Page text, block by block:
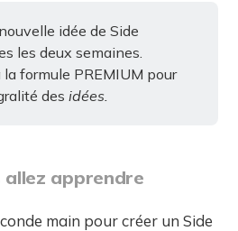
idée de Side
les deux semaines.
la formule PREMIUM pour
desidées.
allez apprendre
main pour créer un Side